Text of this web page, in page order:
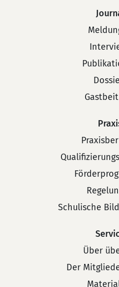
Schulische
Über
Der